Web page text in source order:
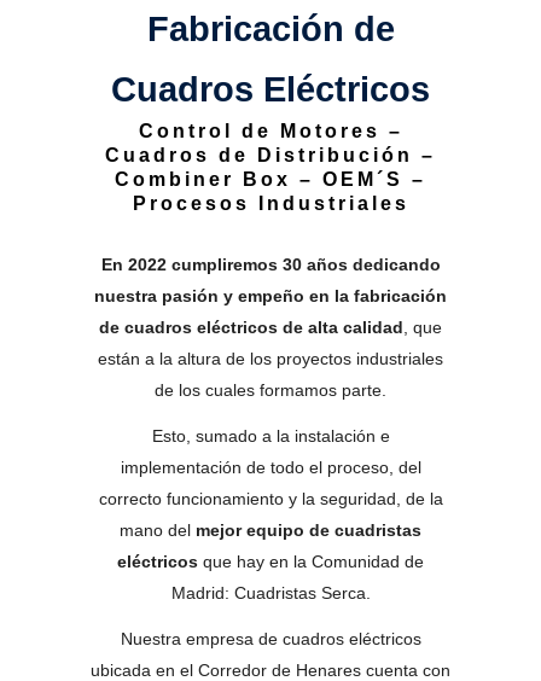
Fabricación de
Cuadros Eléctricos
Control de Motores –
Cuadros de Distribución –
Combiner Box – OEM´S –
Procesos Industriales
En 2022 cumpliremos 30 años dedicando
nuestra pasión y empeño en la fabricación
de cuadros eléctricos de alta calidad , que
están a la altura de los proyectos industriales
de los cuales formamos parte.
Esto, sumado a la instalación e
implementación de todo el proceso, del
correcto funcionamiento y la seguridad, de la
mano del mejor equipo de cuadristas
eléctricos que hay en la Comunidad de
Madrid: Cuadristas Serca.
Nuestra empresa de cuadros eléctricos
ubicada en el Corredor de Henares cuenta con